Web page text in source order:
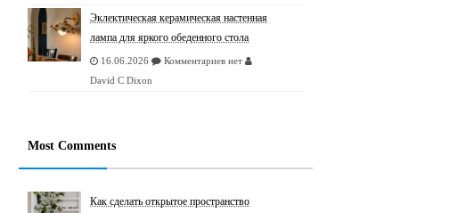
Эклектическая керамическая настенная
лампа для яркого обеденного стола
16.06.2026
Комментариев нет
David C Dixon
Most Comments
Как сделать открытое пространство